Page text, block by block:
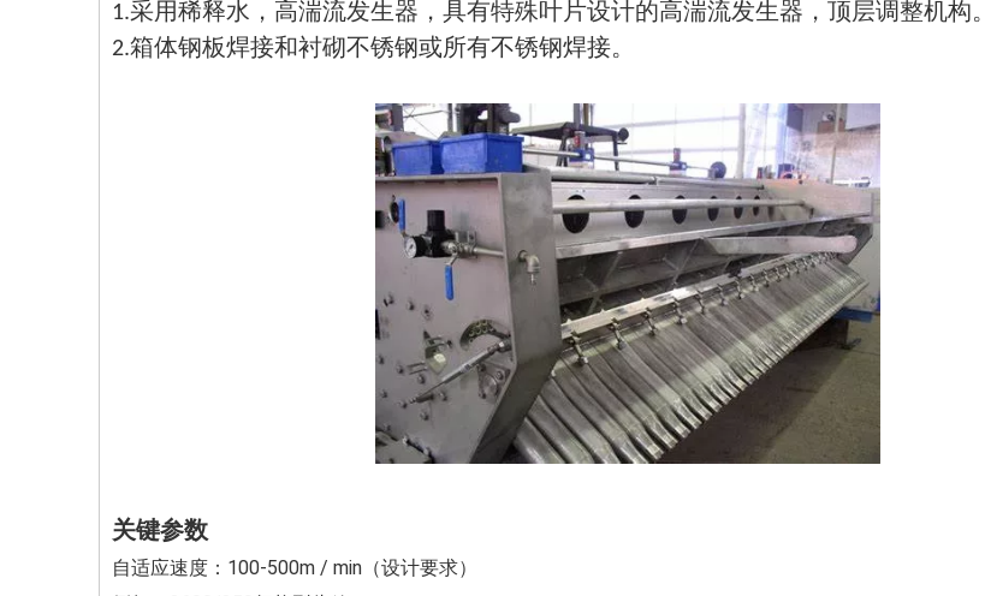
1.采用稀释水，高湍流发生器，具有特殊叶片设计的高湍流发生器，顶层调整机构。
2.箱体钢板焊接和衬砌不锈钢或所有不锈钢焊接。
关键参数
自适应速度：100-500m / min（设计要求）